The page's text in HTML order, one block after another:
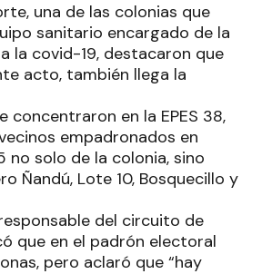
una de las colonias que
sanitario encargado de la
la covid-19, destacaron que
acto, también llega la
concentraron en la EPES 38,
empadronados en
no solo de la colonia, sino
Ñandú, Lote 10, Bosquecillo y
del circuito de
que en el padrón electoral
pero aclaró que “hay